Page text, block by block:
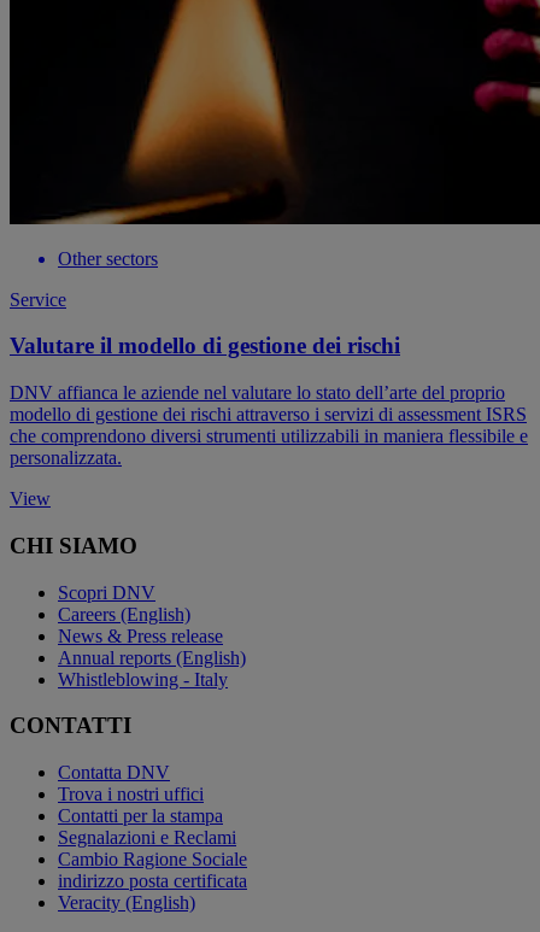
Other sectors
Service
Valutare il modello di gestione dei rischi
DNV affianca le aziende nel valutare lo stato dell’arte del proprio
modello di gestione dei rischi attraverso i servizi di assessment ISRS
che comprendono diversi strumenti utilizzabili in maniera flessibile e
personalizzata.
View
CHI SIAMO
Scopri DNV
Careers (English)
News & Press release
Annual reports (English)
Whistleblowing - Italy
CONTATTI
Contatta DNV
Trova i nostri uffici
Contatti per la stampa
Segnalazioni e Reclami
Cambio Ragione Sociale
indirizzo posta certificata
Veracity (English)